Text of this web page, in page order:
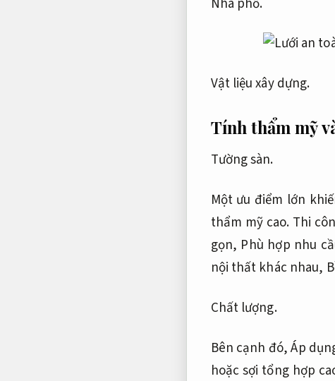
Vật liệu xây dựng.
Tính thẩm mỹ
Tường sàn.
Một ưu điểm lớn
thẩm mỹ cao. Thi
gọn, Phù hợp nhu
nội thất khác nhau,
Chất lượng.
Bên cạnh đó,Áp
hoặc sợi tổng hợp